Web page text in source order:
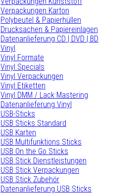
Verpackungen Karton
Polybeutel & Papierhüllen
Drucksachen & Papiereinlagen
Datenanlieferung CD | DVD | BD
Vinyl
Vinyl Formate
Vinyl Specials
Vinyl Verpackungen
Vinyl Etiketten
Vinyl DMM / Lack Mastering
Datenanlieferung Vinyl
USB-Sticks
USB Sticks Standard
USB Karten
USB Multifunktions Sticks
USB On the Go Sticks
USB Stick Dienstleistungen
USB Stick Verpackungen
USB Stick Zubehör
Datenanlieferung USB Sticks